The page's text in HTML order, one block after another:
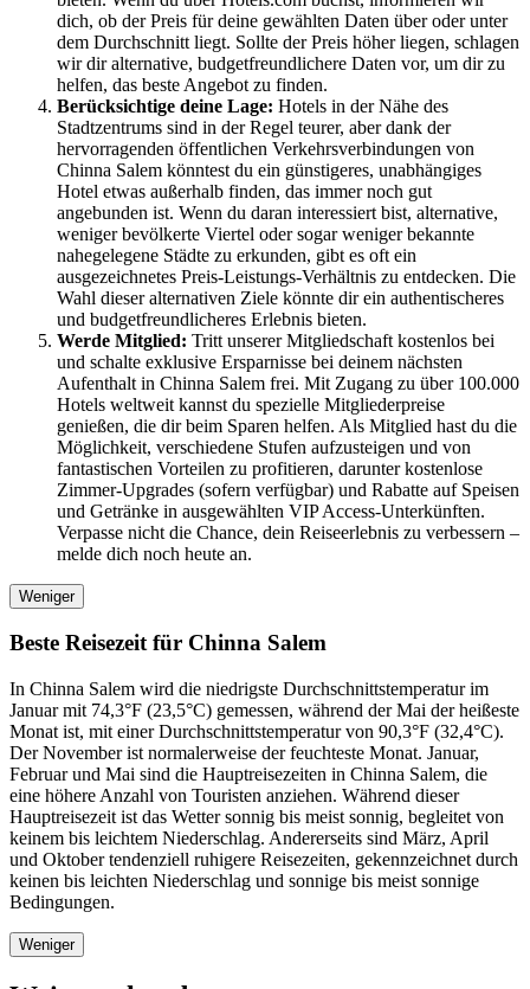
dich, ob der Preis für deine gewählten Daten über oder unter
dem Durchschnitt liegt. Sollte der Preis höher liegen, schlagen
wir dir alternative, budgetfreundlichere Daten vor, um dir zu
helfen, das beste Angebot zu finden.
Berücksichtige deine Lage: Hotels in der Nähe des
Stadtzentrums sind in der Regel teurer, aber dank der
hervorragenden öffentlichen Verkehrsverbindungen von
Chinna Salem könntest du ein günstigeres, unabhängiges
Hotel etwas außerhalb finden, das immer noch gut
angebunden ist. Wenn du daran interessiert bist, alternative,
weniger bevölkerte Viertel oder sogar weniger bekannte
nahegelegene Städte zu erkunden, gibt es oft ein
ausgezeichnetes Preis-Leistungs-Verhältnis zu entdecken. Die
Wahl dieser alternativen Ziele könnte dir ein authentischeres
und budgetfreundlicheres Erlebnis bieten.
Werde Mitglied: Tritt unserer Mitgliedschaft kostenlos bei
und schalte exklusive Ersparnisse bei deinem nächsten
Aufenthalt in Chinna Salem frei. Mit Zugang zu über 100.000
Hotels weltweit kannst du spezielle Mitgliederpreise
genießen, die dir beim Sparen helfen. Als Mitglied hast du die
Möglichkeit, verschiedene Stufen aufzusteigen und von
fantastischen Vorteilen zu profitieren, darunter kostenlose
Zimmer-Upgrades (sofern verfügbar) und Rabatte auf Speisen
und Getränke in ausgewählten VIP Access-Unterkünften.
Verpasse nicht die Chance, dein Reiseerlebnis zu verbessern –
melde dich noch heute an.
Weniger
Beste Reisezeit für Chinna Salem
In Chinna Salem wird die niedrigste Durchschnittstemperatur im
Januar mit 74,3°F (23,5°C) gemessen, während der Mai der heißeste
Monat ist, mit einer Durchschnittstemperatur von 90,3°F (32,4°C).
Der November ist normalerweise der feuchteste Monat. Januar,
Februar und Mai sind die Hauptreisezeiten in Chinna Salem, die
eine höhere Anzahl von Touristen anziehen. Während dieser
Hauptreisezeit ist das Wetter sonnig bis meist sonnig, begleitet von
keinem bis leichtem Niederschlag. Andererseits sind März, April
und Oktober tendenziell ruhigere Reisezeiten, gekennzeichnet durch
keinen bis leichten Niederschlag und sonnige bis meist sonnige
Bedingungen.
Weniger